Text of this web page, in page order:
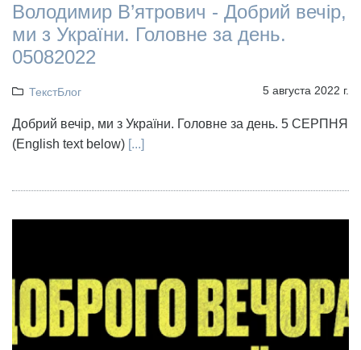
Володимир В’ятрович - Добрий вечір,
ми з України. Головне за день.
05082022
ТекстБлог 5 августа 2022 г.
Добрий вечір, ми з України. Головне за день. 5 СЕРПНЯ
(English text below) [...]